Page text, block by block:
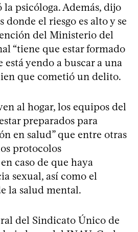
la psicóloga. Además, dijo
donde el riesgo es alto y se
del Ministerio del
“tiene que estar formado
yendo a buscar a una
que cometió un delito.
al hogar, los equipos del
preparados para
en salud” que entre otras
protocolos
caso de que haya
sexual, así como el
la salud mental.
del Sindicato Único de